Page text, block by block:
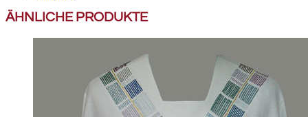
ÄHNLICHE PRODUKTE